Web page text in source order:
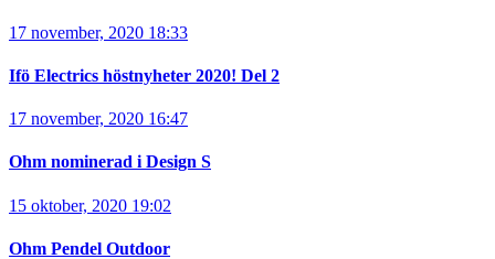
17 november, 2020 18:33
Ifö Electrics höstnyheter 2020! Del 2
17 november, 2020 16:47
Ohm nominerad i Design S
15 oktober, 2020 19:02
Ohm Pendel Outdoor